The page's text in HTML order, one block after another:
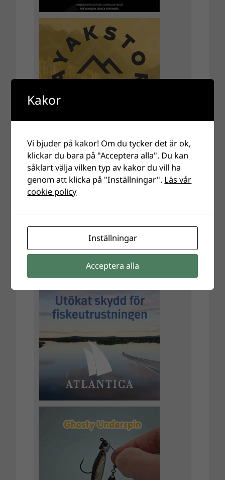
Kakor
Vi bjuder på kakor! Om du tycker det är ok,
klickar du bara på "Acceptera alla". Du kan
såklart välja vilken typ av kakor du vill ha
genom att klicka på "Inställningar". Läs vår
cookie policy
Inställningar
Acceptera alla